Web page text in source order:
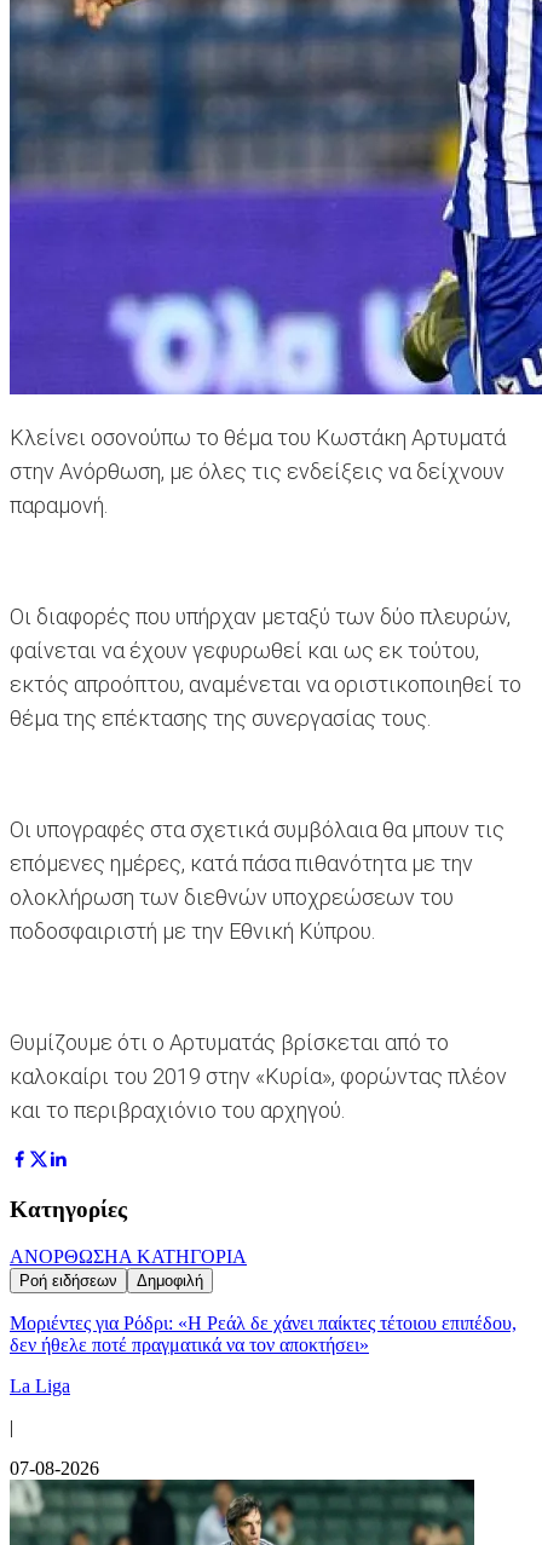
Κλείνει οσονούπω το θέμα του Κωστάκη Αρτυματά
στην Ανόρθωση, με όλες τις ενδείξεις να δείχνουν
παραμονή.
Οι διαφορές που υπήρχαν μεταξύ των δύο πλευρών,
φαίνεται να έχουν γεφυρωθεί και ως εκ τούτου,
εκτός απροόπτου, αναμένεται να οριστικοποιηθεί το
θέμα της επέκτασης της συνεργασίας τους.
Οι υπογραφές στα σχετικά συμβόλαια θα μπουν τις
επόμενες ημέρες, κατά πάσα πιθανότητα με την
ολοκλήρωση των διεθνών υποχρεώσεων του
ποδοσφαιριστή με την Εθνική Κύπρου.
Θυμίζουμε ότι ο Αρτυματάς βρίσκεται από το
καλοκαίρι του 2019 στην «Κυρία», φορώντας πλέον
και το περιβραχιόνιο του αρχηγού.
Κατηγορίες
ΑΝΟΡΘΩΣΗΑ ΚΑΤΗΓΟΡΙΑ
Ροή ειδήσεων Δημοφιλή
Μοριέντες για Ρόδρι: «Η Ρεάλ δε χάνει παίκτες τέτοιου επιπέδου,
δεν ήθελε ποτέ πραγματικά να τον αποκτήσει»
La Liga
|
07-08-2026